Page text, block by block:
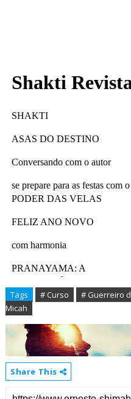
Tags # Curso # Guerreiro
Micah
Share This